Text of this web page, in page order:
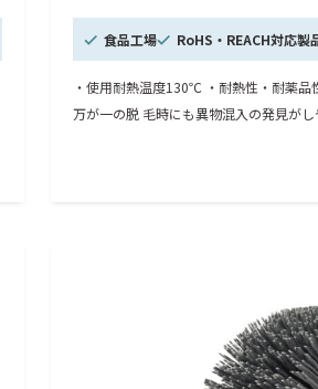
食品工場 RoHS・REACH対応製
・使用耐熱温度130℃ ・耐熱性・耐薬品
万が一の脱 毛時にも異物混入の発見がし